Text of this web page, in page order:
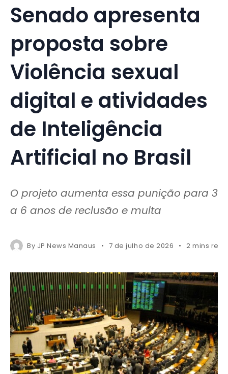
Senado apresenta
proposta sobre
Violência sexual
digital e atividades
de Inteligência
Artificial no Brasil
O projeto aumenta essa punição para 3
a 6 anos de reclusão e multa
By JP News Manaus 7 de julho de 2026 2 mins read